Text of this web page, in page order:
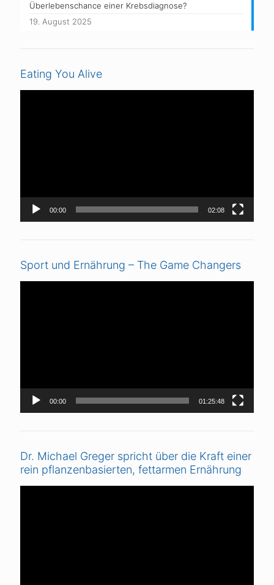
Überlebenschance einer Krebsdiagnose?
19. August 2025
Eating You Alive
00:00 02:08
Sport und Ernährung – The Game Changers
00:00 01:25:48
Dr. Michael Greger spricht über die Kraft einer
rein pflanzenbasierten, fettarmen Ernährung